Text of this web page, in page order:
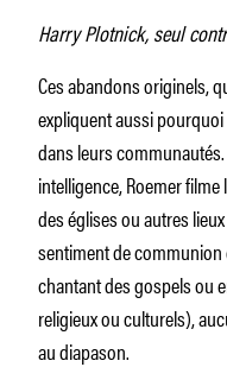
Harry Plotnick, seul
Ces abandons originels,
expliquent aussi
dans leurs
intelligence, Roemer
des églises ou autres
sentiment de
chantant des gospels ou
religieux ou culturels),
au diapason.